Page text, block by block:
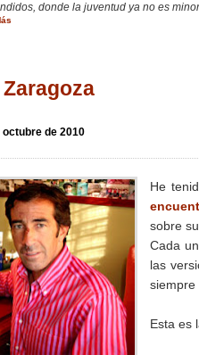
donde la juventud ya no es
de 2010
He
sobre
Cada
las
siempre
Esta es